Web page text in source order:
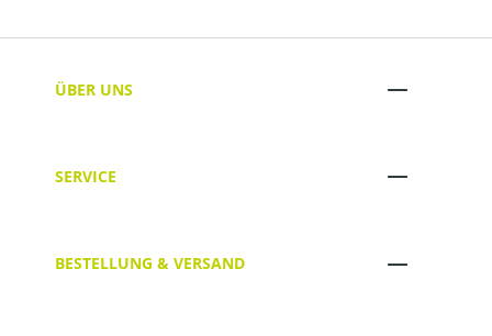
ÜBER UNS
SERVICE
BESTELLUNG & VERSAND